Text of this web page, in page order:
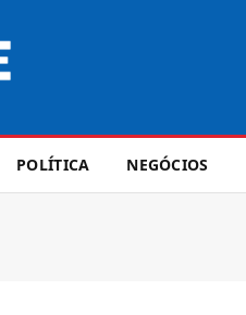
POLÍTICA NEGÓCIOS